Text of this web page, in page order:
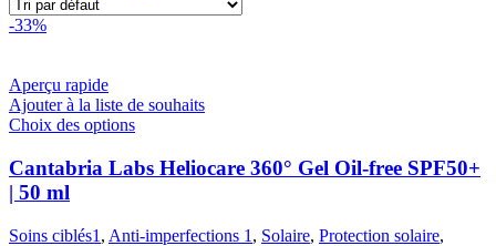
-33%
Aperçu rapide
Ajouter à la liste de souhaits
Choix des optionsCe
a
plusieurs
Cantabria Labs Heliocare 360° Gel Oil-free SPF50+
| 50 ml
Soins ciblés1 , Anti-imperfections 1 , Solaire, Protection solaire,